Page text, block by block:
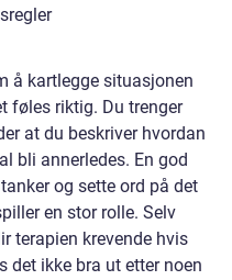
å kartlegge situasjonen
føles riktig. Du trenger
at du beskriver hvordan
bli annerledes. En god
og sette ord på det
en stor rolle. Selv
terapien krevende hvis
det ikke bra ut etter noen